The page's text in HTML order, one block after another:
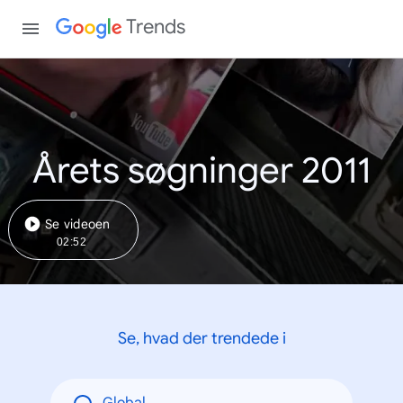
Trends
Årets søgninger 2011
Se videoen
02:52
Se, hvad der trendede i